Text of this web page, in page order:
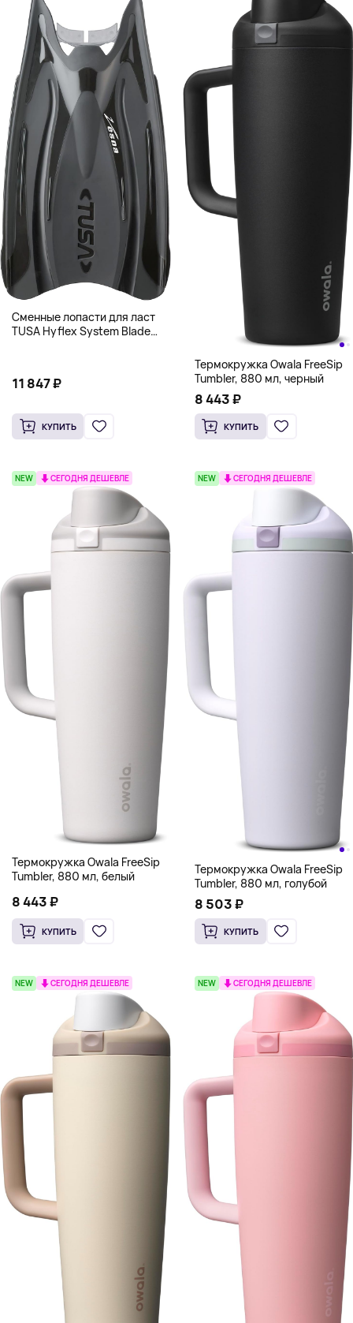
Сменные лопасти для ласт
TUSA Hyflex System Blade
11 847 ₽
КУПИТЬ
Термокружка Owala FreeSip
Tumbler, 880 мл, черный
8 443 ₽
КУПИТЬ
NEW СЕГОДНЯ ДЕШЕВЛЕ
Термокружка Owala FreeSip
Tumbler, 880 мл, белый
8 443 ₽
КУПИТЬ
NEW СЕГОДНЯ ДЕШЕВЛЕ
Термокружка Owala FreeSip
Tumbler, 880 мл, голубой
8 503 ₽
КУПИТЬ
NEW СЕГОДНЯ ДЕШЕВЛЕ NEW СЕГОДНЯ ДЕШЕВЛЕ